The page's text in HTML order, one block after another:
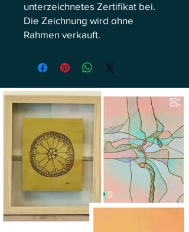
unterzeichnetes Zertifikat bei.
Die Zeichnung wird ohne
Rahmen verkauft.